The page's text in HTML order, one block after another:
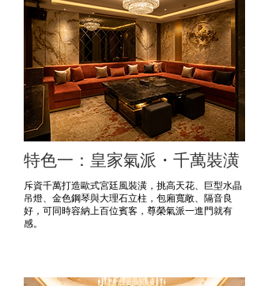
特色一：皇家氣派・千萬裝潢
斥資千萬打造歐式宮廷風裝潢，挑高天花、巨型水晶
吊燈、金色鋼琴與大理石立柱，包廂寬敞、隔音良
好，可同時容納上百位賓客，尊榮氣派一進門就有
感。